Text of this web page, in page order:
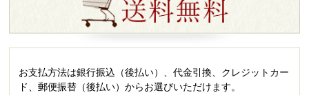
お支払方法は銀行振込（後払い）、代金引換、クレジットカー
ド、郵便振替（後払い）からお選びいただけます。